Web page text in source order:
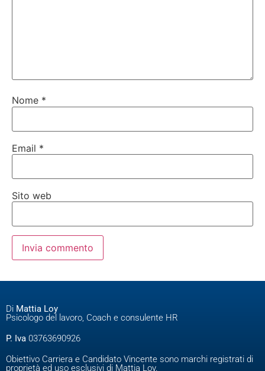
Nome *
Email *
Sito web
Di Mattia Loy
Psicologo del lavoro, Coach e consulente HR
P. Iva 03763690926
Obiettivo Carriera e Candidato Vincente sono marchi registrati di
proprietà ed uso esclusivi di Mattia Loy.